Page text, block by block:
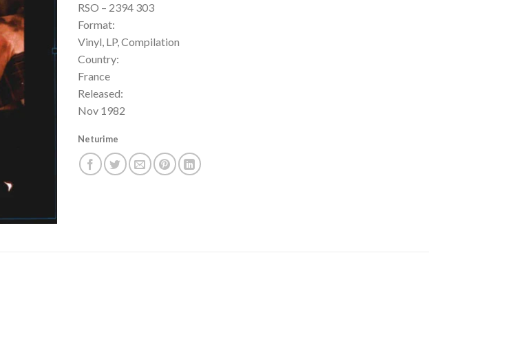
RSO – 2394 303
Format:
Vinyl, LP, Compilation
Country:
France
Released:
Nov 1982
Neturime